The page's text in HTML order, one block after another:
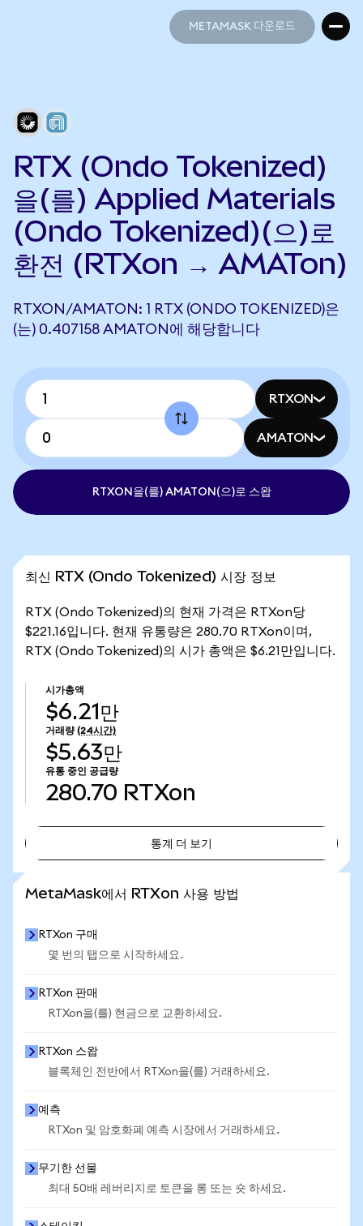
METAMASK 다운로드
RTX (Ondo Tokenized)
을(를) Applied Materials
(Ondo Tokenized)(으)로
환전 (RTXon → AMATon)
RTXON/AMATON: 1 RTX (ONDO TOKENIZED)은
(는) 0.407158 AMATON에 해당합니다
RTXON
AMATON
RTXON을(를) AMATON(으)로 스왑
최신 RTX (Ondo Tokenized) 시장 정보
RTX (Ondo Tokenized)의 현재 가격은 RTXon당
$221.16입니다. 현재 유통량은 280.70 RTXon이며,
RTX (Ondo Tokenized)의 시가 총액은 $6.21만입니다.
시가총액
$6.21만
거래량 (24시간)
$5.63만
유통 중인 공급량
280.70 RTXon
통계 더 보기
MetaMask에서 RTXon 사용 방법
RTXon 구매
몇 번의 탭으로 시작하세요.
RTXon 판매
RTXon을(를) 현금으로 교환하세요.
RTXon 스왑
블록체인 전반에서 RTXon을(를) 거래하세요.
예측
RTXon 및 암호화폐 예측 시장에서 거래하세요.
무기한 선물
최대 50배 레버리지로 토큰을 롱 또는 숏 하세요.